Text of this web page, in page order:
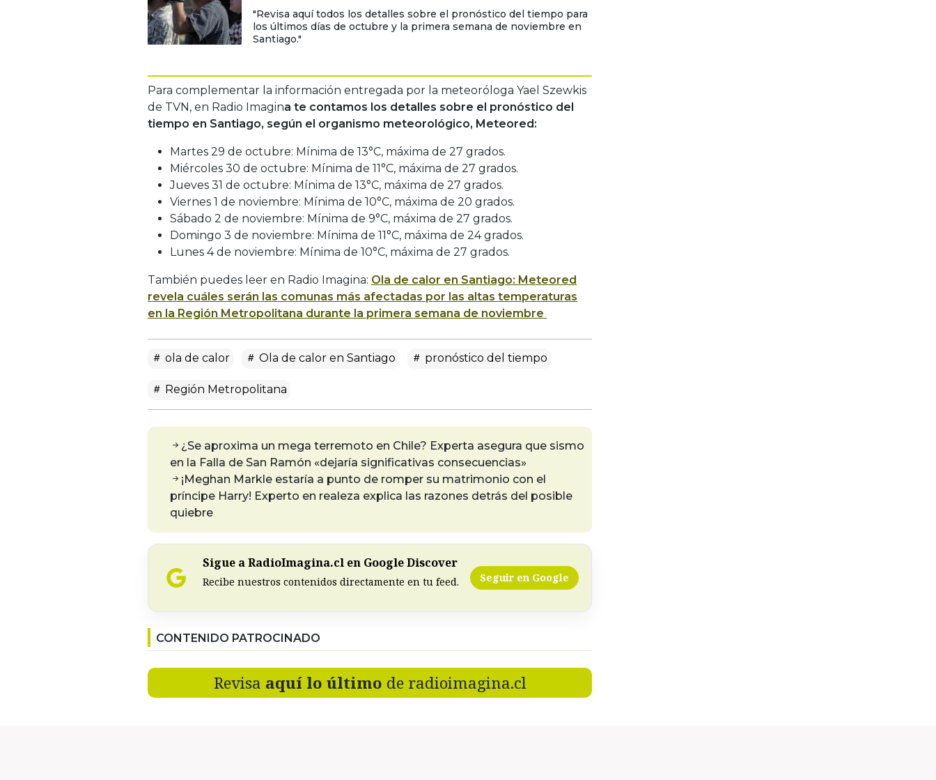
"Revisa aquí todos los detalles sobre el pronóstico del tiempo para
los últimos días de octubre y la primera semana de noviembre en
Santiago."
Para complementar la información entregada por la meteoróloga Yael Szewkis
de TVN, en Radio Imagina te contamos los detalles sobre el pronóstico del
tiempo en Santiago, según el organismo meteorológico, Meteored:
Martes 29 de octubre: Mínima de 13°C, máxima de 27 grados.
Miércoles 30 de octubre: Mínima de 11°C, máxima de 27 grados.
Jueves 31 de octubre: Mínima de 13°C, máxima de 27 grados.
Viernes 1 de noviembre: Mínima de 10°C, máxima de 20 grados.
Sábado 2 de noviembre: Mínima de 9°C, máxima de 27 grados.
Domingo 3 de noviembre: Mínima de 11°C, máxima de 24 grados.
Lunes 4 de noviembre: Mínima de 10°C, máxima de 27 grados.
También puedes leer en Radio Imagina: Ola de calor en Santiago: Meteored
revela cuáles serán las comunas más afectadas por las altas temperaturas
en la Región Metropolitana durante la primera semana de noviembre
ola de calor Ola de calor en Santiago pronóstico del tiempo
Región Metropolitana
¿Se aproxima un mega terremoto en Chile? Experta asegura que sismo
en la Falla de San Ramón «dejaría significativas consecuencias»
¡Meghan Markle estaría a punto de romper su matrimonio con el
príncipe Harry! Experto en realeza explica las razones detrás del posible
quiebre
Sigue a RadioImagina.cl en Google Discover
Recibe nuestros contenidos directamente en tu feed. Seguir en Google
CONTENIDO PATROCINADO
Revisa aquí lo último de radioimagina.cl